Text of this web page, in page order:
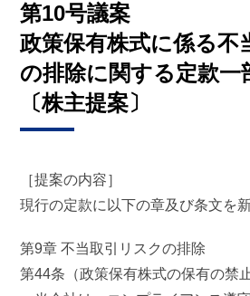
第10号議案
政策保有株式に係る不
の排除に関する定款一
〔株主提案〕
［提案の内容］
現行の定款に以下の章及び条文を新
第9章 不当取引リスクの排除
第44条（政策保有株式の保有の禁止